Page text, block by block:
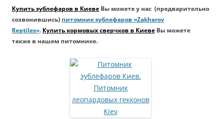
Купить эублефаров в Киеве Вы можете у нас (предварительно
созвонившись) питомник эублефаров «Zakharov
Reptiles». Купить кормовых сверчков в Киеве Вы можете
также в нашем питомнике.